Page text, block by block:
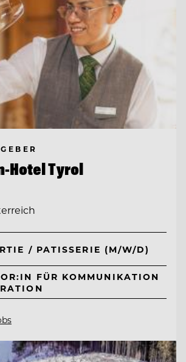
Hotel Tyrol
/ PATISSERIE (M/W/D)
FÜR KOMMUNIKATION